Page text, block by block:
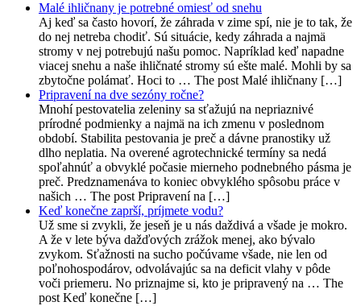
Malé ihličnany je potrebné omiesť od snehu
Aj keď sa často hovorí, že záhrada v zime spí, nie je to tak, že
do nej netreba chodiť. Sú situácie, kedy záhrada a najmä
stromy v nej potrebujú našu pomoc. Napríklad keď napadne
viacej snehu a naše ihličnaté stromy sú ešte malé. Mohli by sa
zbytočne polámať. Hoci to … The post Malé ihličnany […]
Pripravení na dve sezóny ročne?
Mnohí pestovatelia zeleniny sa sťažujú na nepriaznivé
prírodné podmienky a najmä na ich zmenu v poslednom
období. Stabilita pestovania je preč a dávne pranostiky už
dlho neplatia. Na overené agrotechnické termíny sa nedá
spoľahnúť a obvyklé počasie mierneho podnebného pásma je
preč. Predznamenáva to koniec obvyklého spôsobu práce v
našich … The post Pripravení na […]
Keď konečne zaprší, príjmete vodu?
Už sme si zvykli, že jeseň je u nás daždivá a všade je mokro.
A že v lete býva dažďových zrážok menej, ako bývalo
zvykom. Sťažnosti na sucho počúvame všade, nie len od
poľnohospodárov, odvolávajúc sa na deficit vlahy v pôde
voči priemeru. No priznajme si, kto je pripravený na … The
post Keď konečne […]